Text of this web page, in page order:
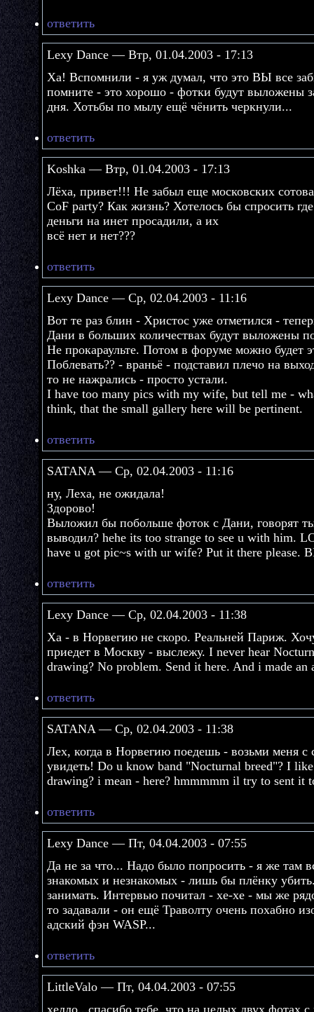
ответить
Lexy Dance — Втр, 01.04.2003 - 17:13
Ха! Вспомнили - я уж думал, что это ВЫ все
помните - это хорошо - фотки будут выложены
дня. Хотьбы по мылу ещё чёнить черкнули...
ответить
Koshka — Втр, 01.04.2003 - 17:13
Лёха, привет!!! Не забыл еще московских
CoF party? Как жизнь? Хотелось бы спросить
деньги на инет просадили, а их
всё нет и нет???
ответить
Lexy Dance — Ср, 02.04.2003 - 11:16
Вот те раз блин - Христос уже отметился -
Дани в больших количествах будут выложены
Не прокараульте. Потом в форуме можно будет
Поблевать?? - враньё - подставил плечо на
то не нажрались - просто устали.
I have too many pics with my wife, but tell me -
think, that the small gallery here will be pertinent.
ответить
SATANA — Ср, 02.04.2003 - 11:16
ну, Леха, не ожидала!
Здорово!
Выложил бы побольше фоток с Дани, говорят
выводил? hehe its too strange to see u with him.
have u got pic~s with ur wife? Put it there please.
ответить
Lexy Dance — Ср, 02.04.2003 - 11:38
Ха - в Норвегию не скоро. Реальней Париж.
приедет в Москву - выслежу. I never hear
drawing? No problem. Send it here. And i made
ответить
SATANA — Ср, 02.04.2003 - 11:38
Лех, когда в Норвегию поедешь - возьми меня
увидеть! Do u know band "Nocturnal breed"? I
drawing? i mean - here? hmmmmm il try to sent it
ответить
Lexy Dance — Пт, 04.04.2003 - 07:55
Да не за что... Надо было попросить - я же там
знакомых и незнакомых - лишь бы плёнку
занимать. Интервью почитал - хе-хе - мы же
то задавали - он ещё Траволту очень похабно
адский фэн WASP...
ответить
LittleValo — Пт, 04.04.2003 - 07:55
хелло...спасибо тебе, что на целых двух фотах с